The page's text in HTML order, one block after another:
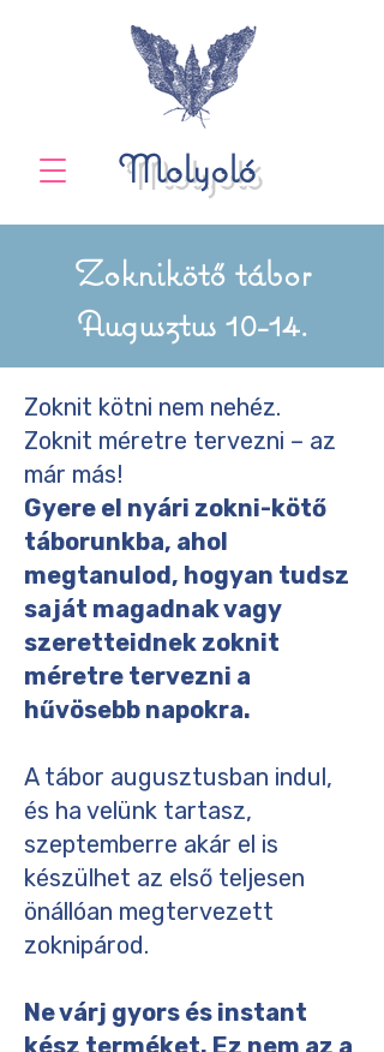
Molyoló
Zoknikötő tábor
Augusztus 10-14.
Zoknit kötni nem nehéz.
Zoknit méretre tervezni – az
már más!
Gyere el nyári zokni-kötő
táborunkba, ahol
megtanulod, hogyan tudsz
saját magadnak vagy
szeretteidnek zoknit
méretre tervezni a
hűvösebb napokra.
A tábor augusztusban indul,
és ha velünk tartasz,
szeptemberre akár el is
készülhet az első teljesen
önállóan megtervezett
zoknipárod.
Ne várj gyors és instant
kész terméket. Ez nem az a